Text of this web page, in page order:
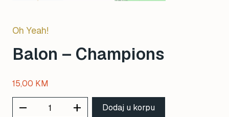
Oh Yeah!
Balon – Champions
15,00 KM
remove add Dodaj u korpu